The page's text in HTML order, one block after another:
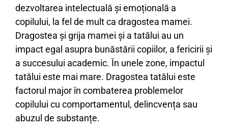
dezvoltarea intelectuală și emoțională a
copilului, la fel de mult ca dragostea mamei.
Dragostea și grija mamei și a tatălui au un
impact egal asupra bunăstării copiilor, a fericirii și
a succesului academic. În unele zone, impactul
tatălui este mai mare. Dragostea tatălui este
factorul major în combaterea problemelor
copilului cu comportamentul, delincvența sau
abuzul de substanțe.